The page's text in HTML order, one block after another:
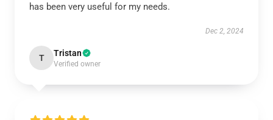
has been very useful for my needs.
Dec 2, 2024
T Tristan
Verified owner